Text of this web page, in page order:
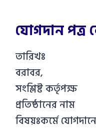
যোগদান পত্র
তারিখঃ
বরাবর,
সংশ্লিষ্ট কর্তৃপক্ষ
প্রতিষ্ঠানের নাম
বিষয়ঃকর্মে